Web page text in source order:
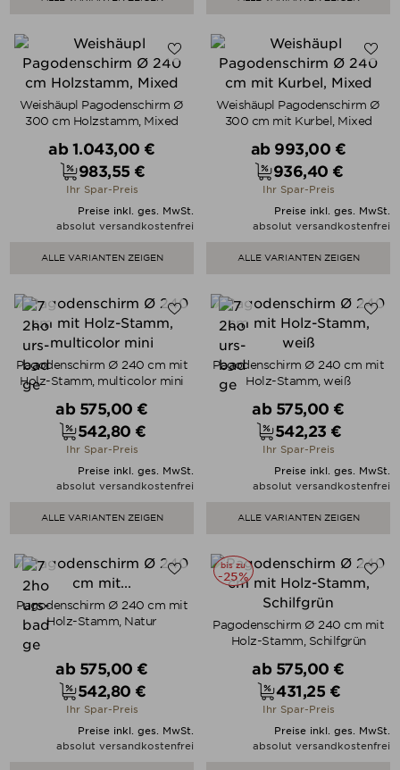
Weishäupl Pagodenschirm Ø
300 cm Holzstamm, Mixed
Verkaufspreis
ab 1.043,00 €
Preis
983,55 €
Ihr Spar-Preis
Preise inkl. ges. MwSt.
absolut versandkostenfrei
ALLE VARIANTEN ZEIGEN
Weishäupl Pagodenschirm Ø
300 cm mit Kurbel, Mixed
Verkaufspreis
ab 993,00 €
Preis
936,40 €
Ihr Spar-Preis
Preise inkl. ges. MwSt.
absolut versandkostenfrei
ALLE VARIANTEN ZEIGEN
Pagodenschirm Ø 240 cm mit
Holz-Stamm, multicolor mini
Verkaufspreis
ab 575,00 €
Preis
542,80 €
Ihr Spar-Preis
Preise inkl. ges. MwSt.
absolut versandkostenfrei
ALLE VARIANTEN ZEIGEN
Pagodenschirm Ø 240 cm mit
Holz-Stamm, weiß
Verkaufspreis
ab 575,00 €
Preis
542,23 €
Ihr Spar-Preis
Preise inkl. ges. MwSt.
absolut versandkostenfrei
ALLE VARIANTEN ZEIGEN
Pagodenschirm Ø 240 cm mit
Holz-Stamm, Natur
Verkaufspreis
ab 575,00 €
Preis
542,80 €
Ihr Spar-Preis
Preise inkl. ges. MwSt.
absolut versandkostenfrei
bis zu
-25%
Pagodenschirm Ø 240 cm mit
Holz-Stamm, Schilfgrün
Verkaufspreis
ab 575,00 €
Preis
431,25 €
Ihr Spar-Preis
Preise inkl. ges. MwSt.
absolut versandkostenfrei